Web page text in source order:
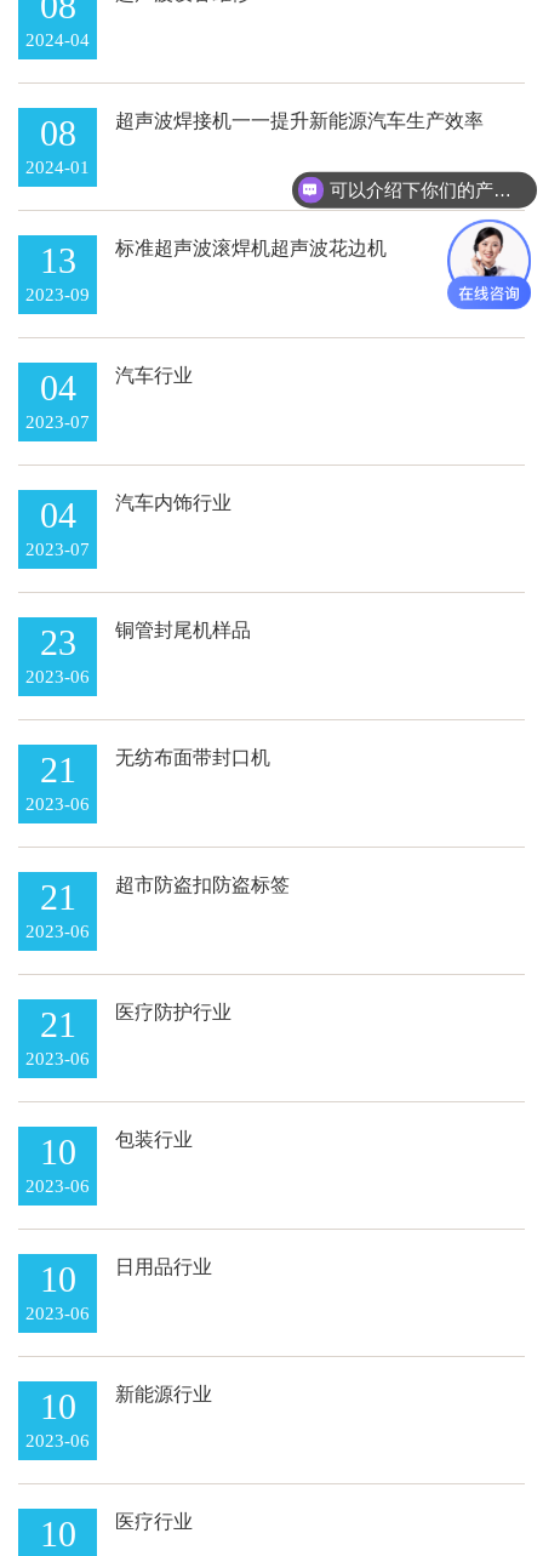
2024-04
08
2024-01
超声波焊接机一一提升新能源汽车生产效率
13
2023-09
标准超声波滚焊机超声波花边机
04
2023-07
汽车行业
04
2023-07
汽车内饰行业
23
2023-06
铜管封尾机样品
21
2023-06
无纺布面带封口机
21
2023-06
超市防盗扣防盗标签
21
2023-06
医疗防护行业
10
2023-06
包装行业
10
2023-06
日用品行业
10
2023-06
新能源行业
10 医疗行业
可以介绍下你们的产品么